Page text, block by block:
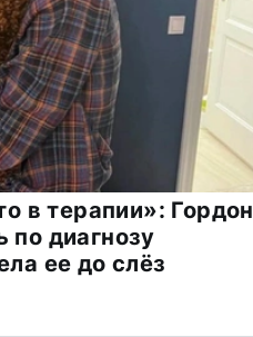
в терапии»: Гордон
диагнозу
ее до слёз